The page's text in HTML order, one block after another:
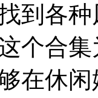
到各
个合
在休